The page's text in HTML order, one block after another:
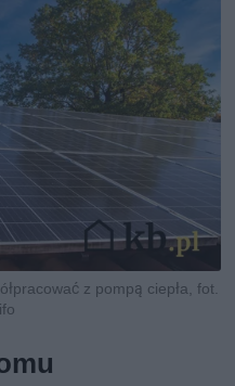
z pompą ciepła, fot.